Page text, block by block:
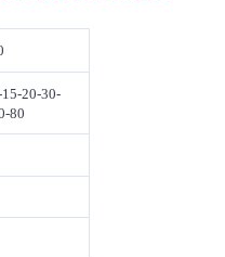
20-30-
80